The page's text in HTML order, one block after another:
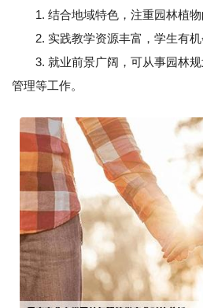
1. 结合地域特色，注重园林植物
2. 实践教学资源丰富，学生有机
3. 就业前景广阔，可从事园林规
管理等工作。